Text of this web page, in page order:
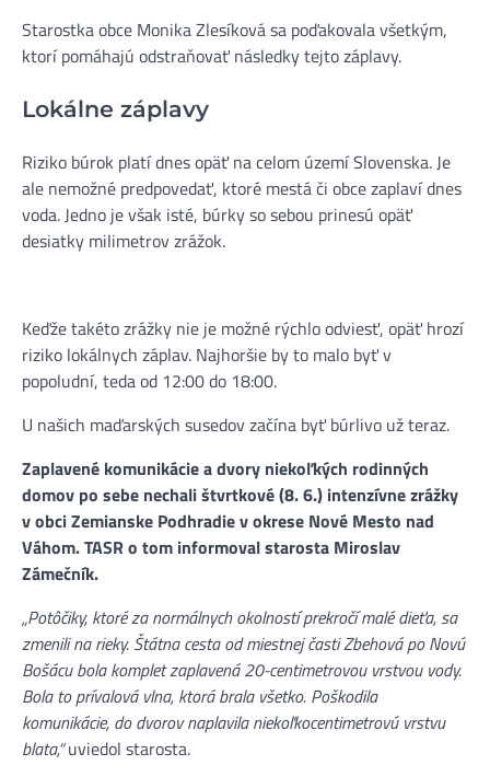
Starostka obce Monika Zlesíková sa poďakovala všetkým,
ktorí pomáhajú odstraňovať následky tejto záplavy.
Lokálne záplavy
Riziko búrok platí dnes opäť na celom území Slovenska. Je
ale nemožné predpovedať, ktoré mestá či obce zaplaví dnes
voda. Jedno je však isté, búrky so sebou prinesú opäť
desiatky milimetrov zrážok.
Keďže takéto zrážky nie je možné rýchlo odviesť, opäť hrozí
riziko lokálnych záplav. Najhoršie by to malo byť v
popoludní, teda od 12:00 do 18:00.
U našich maďarských susedov začína byť búrlivo už teraz.
Zaplavené komunikácie a dvory niekoľkých rodinných
domov po sebe nechali štvrtkové (8. 6.) intenzívne zrážky
v obci Zemianske Podhradie v okrese Nové Mesto nad
Váhom. TASR o tom informoval starosta Miroslav
Zámečník.
„Potôčiky, ktoré za normálnych okolností prekročí malé dieťa, sa
zmenili na rieky. Štátna cesta od miestnej časti Zbehová po Novú
Bošácu bola komplet zaplavená 20-centimetrovou vrstvou vody.
Bola to prívalová vlna, ktorá brala všetko. Poškodila
komunikácie, do dvorov naplavila niekoľkocentimetrovú vrstvu
blata,“uviedol starosta.